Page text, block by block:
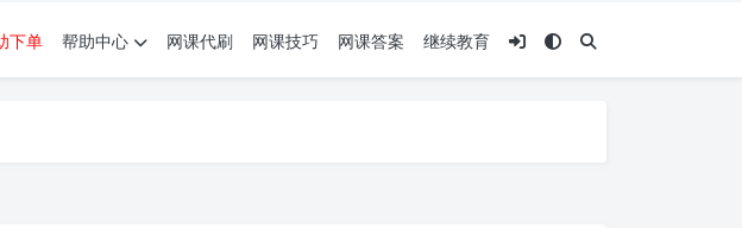
下单 帮助中心 网课代刷 网课技巧 网课答案 继续教育